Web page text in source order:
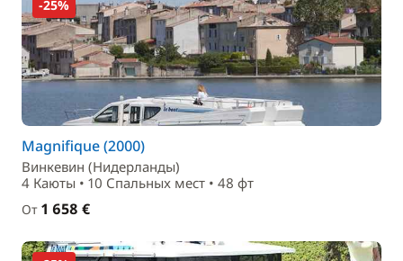
-25%
Magnifique (2000)
Винкевин (Нидерланды)
4 Каюты • 10 Спальныx мест • 48 фт
От 1 658 €